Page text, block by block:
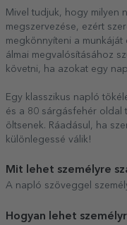
Mivel tudjuk, hogy milyen
megszervezése, ezért
megkönnyíteni a
álmai megvalósításához
követni, ha azokat egy
Egy klasszikus napló
és a 80 sárgásfehér oldal
öltsenek. Ráadásul, ha
különlegessé válik!
Mit lehet személyre
A napló szöveggel
Hogyan lehet